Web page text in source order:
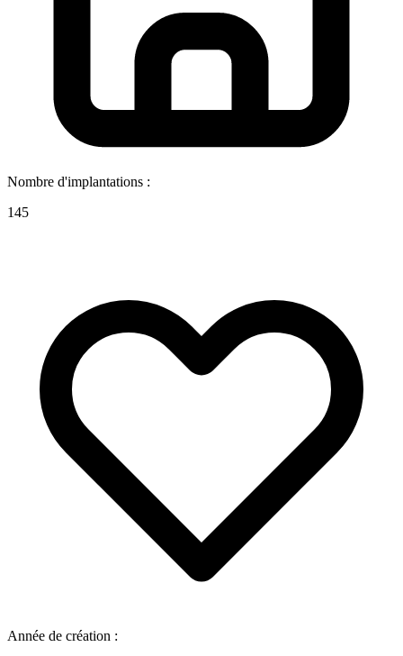
Nombre d'implantations :
145
Année de création :